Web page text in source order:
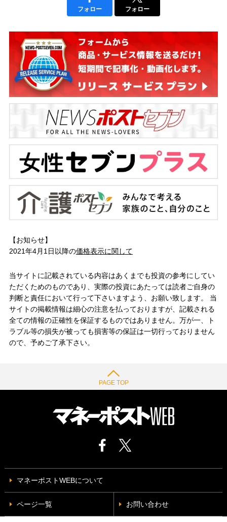
フォロー フォロー
【お知らせ】
2021年4月1日以降の価格表示に関して
当サイトに記載されている内容はあくまでも投資の参考にしてい
ただくためのものであり、実際の投資にあたっては読者ご自身の
判断と責任において行って下さいますよう、お願い致します。 当
サイトの掲載情報は細心の注意を払っておりますが、記載される
全ての情報の正確性を保証するものではありません。万が一、ト
ラブル等の損失が被っても損害等の保証は一切行っておりません
ので、予めご了承下さい。
PAGE TOP
マネーポストWEBについて
ページ一覧 お問い合わせ